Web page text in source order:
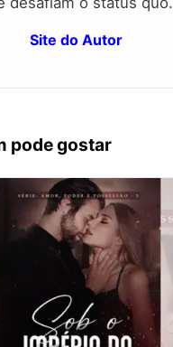
Site do Autor
pode gostar